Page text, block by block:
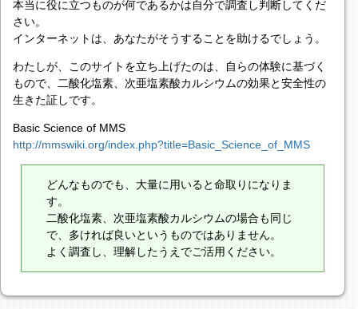
本当に役に立つものが何であるかは自分で調査し判断してくだ
さい。
インターネットは、あなたがそうすることを助けるでしょう。
わたしが、このサイトを立ち上げたのは、自らの体験に基づく
もので、二酸化塩素、次亜塩素酸カルシウムの効果と安全性の
生きた証しです。
Basic Science of MMS
http://mmswiki.org/index.php?title=Basic_Science_of_MMS
どんなものでも、大量に用いると命取りになりま
す。
二酸化塩素、次亜塩素酸カルシウムの場合も同じ
で、多ければ良いというものではありません。
よく調査し、理解したうえでご活用ください。